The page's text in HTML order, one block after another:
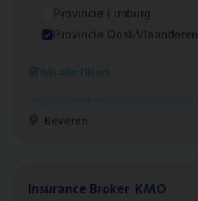
Provincie Limburg
Provincie Oost-Vlaanderen
Wis alle filters
Benefits
Beveren
Insu­ran­ce Bro­ker KMO